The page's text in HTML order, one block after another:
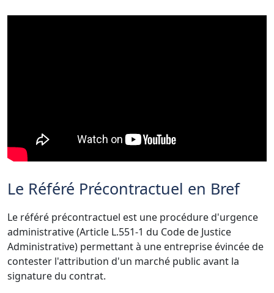
Le Référé Précontractuel en Bref
Le référé précontractuel est une procédure d'urgence
administrative (Article L.551-1 du Code de Justice
Administrative) permettant à une entreprise évincée de
contester l'attribution d'un marché public avant la
signature du contrat.